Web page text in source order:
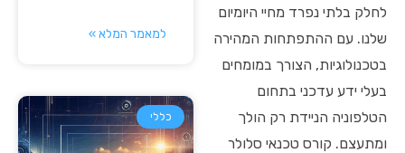
לחלק בלתי נפרד מחיי היומיום
שלנו. עם ההתפתחות המהירה
בטכנולוגיות, הצורך במומחים
בעלי ידע עדכני בתחום
הטלפוניה הניידת רק הולך
ומתעצם. קורס טכנאי סלולר
למאמר המלא »
כללי